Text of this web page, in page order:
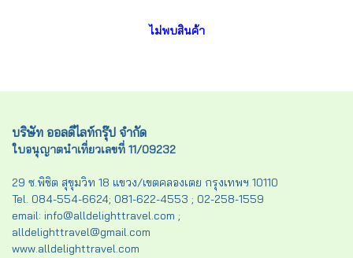
ไม่พบสินค้า
บริษัท ออลดีไลท์กรุ๊ป จำกัด
ใบอนุญาตนำเที่ยวเลขที่ 11/09232
29 ซ.พิชิต สุขุมวิท 18 แขวง/เขตคลองเตย กรุงเทพฯ 10110
Tel. 084-554-6624; 081-622-4553 ; 02-258-1559
email: info@alldelighttravel.com ;
alldelighttravel@gmail.com
www.alldelighttravel.com